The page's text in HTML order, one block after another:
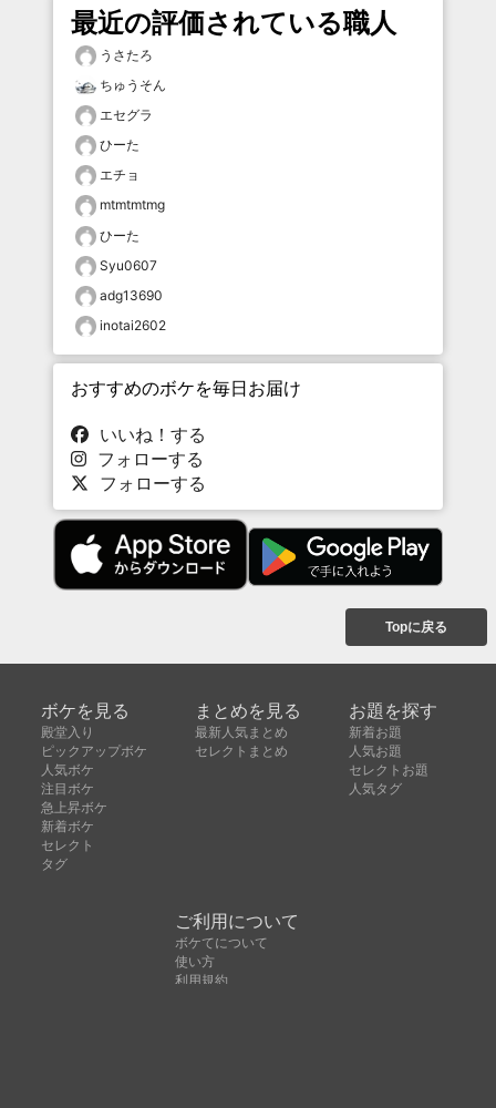
最近の評価されている職人
うさたろ
ちゅうそん
エセグラ
ひーた
エチョ
mtmtmtmg
ひーた
Syu0607
adg13690
inotai2602
おすすめのボケを毎日お届け
いいね！する
フォローする
フォローする
Topに戻る
ボケを見る
殿堂入り
ピックアップボケ
人気ボケ
注目ボケ
急上昇ボケ
新着ボケ
セレクト
タグ
まとめを見る
最新人気まとめ
セレクトまとめ
お題を探す
新着お題
人気お題
セレクトお題
人気タグ
ご利用について
ボケてについて
使い方
利用規約